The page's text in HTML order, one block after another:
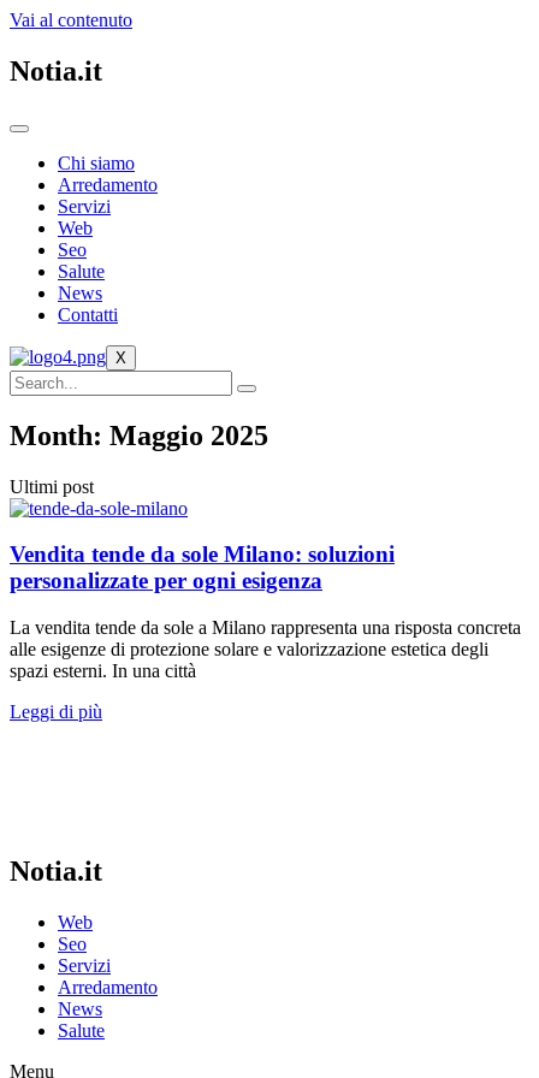
Vai al contenuto
Notia.it
Chi siamo
Arredamento
Servizi
Web
Seo
Salute
News
Contatti
X
Month: Maggio 2025
Ultimi post
Vendita tende da sole Milano: soluzioni
personalizzate per ogni esigenza
La vendita tende da sole a Milano rappresenta una risposta concreta
alle esigenze di protezione solare e valorizzazione estetica degli
spazi esterni. In una città
Leggi di più
Notia.it
Web
Seo
Servizi
Arredamento
News
Salute
Menu